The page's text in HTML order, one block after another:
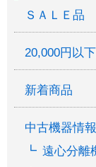
ＳＡＬＥ品
20,000円以
新着商品
中古機器情報
遠心分離